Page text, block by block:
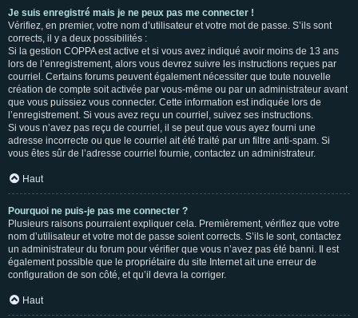
Je suis enregistré mais je ne peux pas me connecter !
Vérifiez, en premier, votre nom d’utilisateur et votre mot de passe. S’ils sont
corrects, il y a deux possibilités :
Si la gestion COPPA est active et si vous avez indiqué avoir moins de 13 ans
lors de l’enregistrement, alors vous devrez suivre les instructions reçues par
courriel. Certains forums peuvent également nécessiter que toute nouvelle
création de compte soit activée par vous-même ou par un administrateur avant
que vous puissiez vous connecter. Cette information est indiquée lors de
l’enregistrement. Si vous avez reçu un courriel, suivez ses instructions.
Si vous n’avez pas reçu de courriel, il se peut que vous ayez fourni une
adresse incorrecte ou que le courriel ait été traité par un filtre anti-spam. Si
vous êtes sûr de l’adresse courriel fournie, contactez un administrateur.
Haut
Pourquoi ne puis-je pas me connecter ?
Plusieurs raisons pourraient expliquer cela. Premièrement, vérifiez que votre
nom d’utilisateur et votre mot de passe soient corrects. S’ils le sont, contactez
un administrateur du forum pour vérifier que vous n’avez pas été banni. Il est
également possible que le propriétaire du site Internet ait une erreur de
configuration de son côté, et qu’il devra la corriger.
Haut